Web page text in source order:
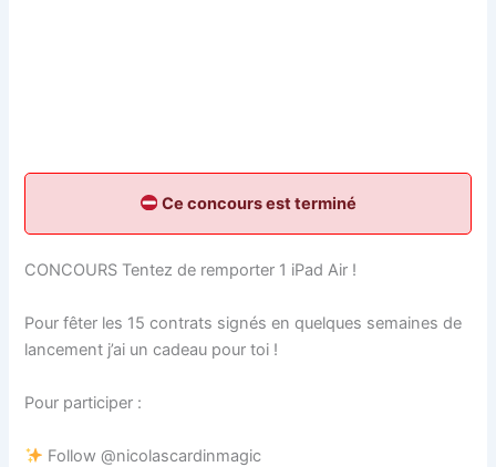
Ce concours est terminé
CONCOURS Tentez de remporter 1 iPad Air !
Pour fêter les 15 contrats signés en quelques semaines de
lancement j’ai un cadeau pour toi !
Pour participer :
Follow @nicolascardinmagic